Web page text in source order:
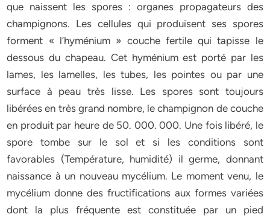
que naissent les spores : organes propagateurs des
champignons. Les cellules qui produisent ses spores
forment « l’hyménium » couche fertile qui tapisse le
dessous du chapeau. Cet hyménium est porté par les
lames, les lamelles, les tubes, les pointes ou par une
surface à peau très lisse. Les spores sont toujours
libérées en très grand nombre, le champignon de couche
en produit par heure de 50. 000. 000. Une fois libéré, le
spore tombe sur le sol et si les conditions sont
favorables (Température, humidité) il germe, donnant
naissance à un nouveau mycélium. Le moment venu, le
mycélium donne des fructifications aux formes variées
dont la plus fréquente est constituée par un pied